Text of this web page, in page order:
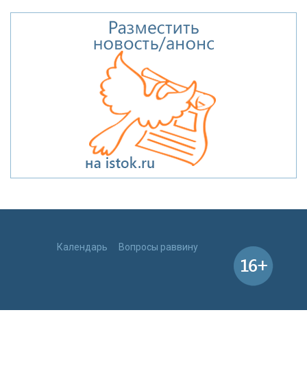
Календарь Вопросы раввину